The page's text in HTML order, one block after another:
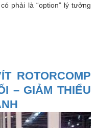
phải là “option” lý tưởng
ROTORCOMP
– GIẢM THIỂU